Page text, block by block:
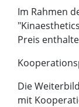
Im Rahmen
Preis
Die
mit